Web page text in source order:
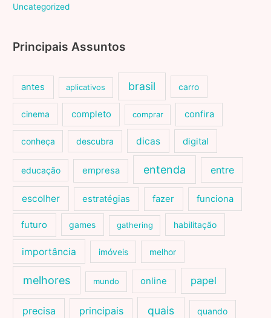
Uncategorized
Principais Assuntos
antes aplicativos brasil carro
cinema completo comprar confira
conheça descubra dicas digital
educação empresa entenda entre
escolher estratégias fazer funciona
futuro games gathering habilitação
importância imóveis melhor
melhores mundo online papel
precisa principais quais quando